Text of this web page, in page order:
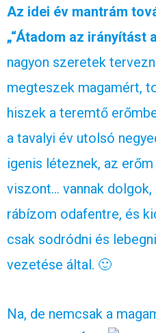
Az idei év mantrám
„“Átadom az irányítást
nagyon szeretek
megteszek magamért,
hiszek a teremtő
a tavalyi év utolsó
igenis léteznek, az
viszont… vannak dolgok,
rábízom odafentre, és
csak sodródni és
vezetése által. 🙂
Na, de nemcsak a